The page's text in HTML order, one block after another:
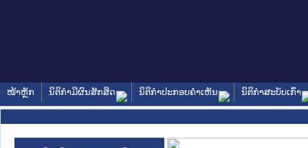
ໜ້າຫຼັກ ນິຕິກໍາມີຜົນສັກສິດ ນິຕິກໍາປະກອບຄໍາເຫັນ ນິຕິກໍາສະບັບເກົ່າ